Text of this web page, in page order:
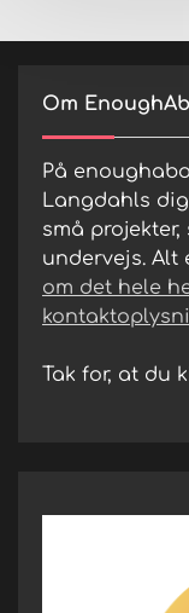
Om
På
Langdahls
små
undervejs. Alt
om det hele
Tak for, at du